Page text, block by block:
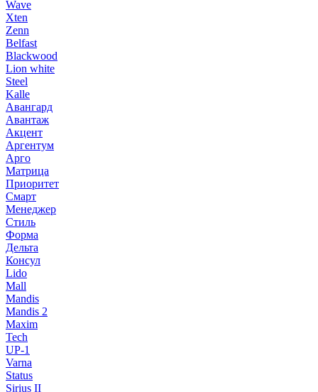
Wave
Xten
Zenn
Belfast
Blackwood
Lion white
Steel
Kalle
Авангард
Авантаж
Акцент
Аргентум
Арго
Матрица
Приоритет
Смарт
Менеджер
Стиль
Форма
Дельта
Консул
Lido
Mall
Mandis
Mandis 2
Maxim
Tech
UP-1
Varna
Status
Sirius II